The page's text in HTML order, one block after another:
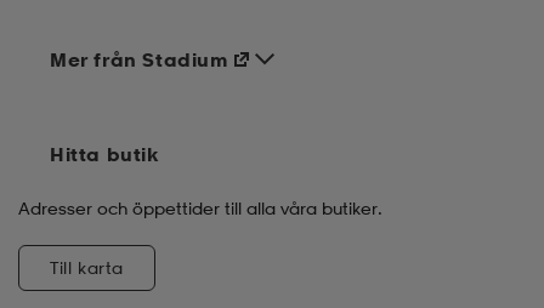
Mer från Stadium
Hitta butik
Adresser och öppettider till alla våra butiker.
Till karta